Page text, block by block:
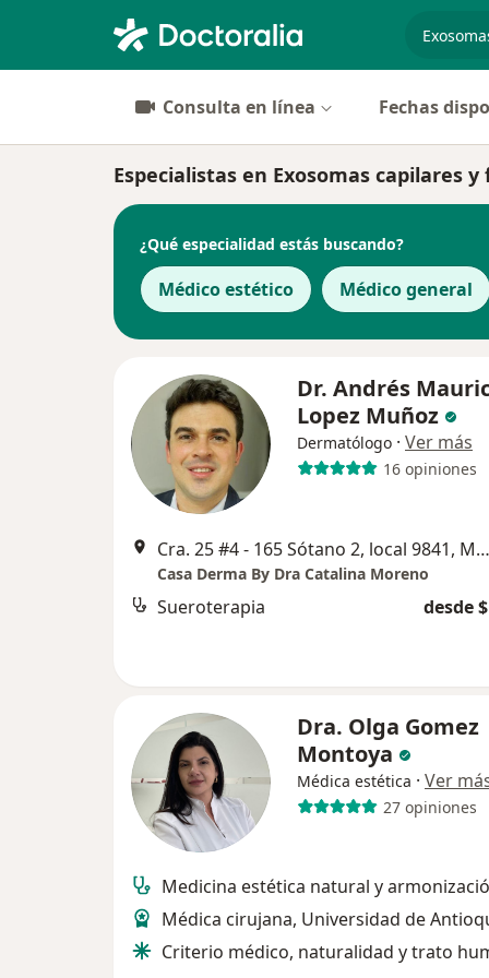
Consulta en línea Fechas
Especialistas en Exosomas capilares
¿Qué especialidad estás buscando?
Médico estético Médico general
Dr. Andrés
Lopez Muñoz
Dermatólogo · Ver más
16 opiniones
Cra. 25 #4 - 165 Sótano 2, local 9841, Medellín
Casa Derma By Dra Catalina Moreno
Sueroterapia desde
Dra. Olga Gomez
Montoya
Médica estética · Ver
27 opiniones
Medicina estética natural y
Médica cirujana, Universidad de
Criterio médico, naturalidad y trato